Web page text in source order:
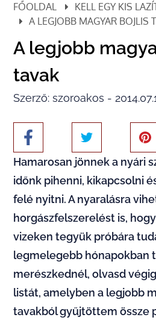
FŐOLDAL
KELL EGY KIS
A LEGJOBB MAGYAR BOJLIS
A legjobb
tavak
Szerző: szoroakos -
Hamarosan jönnek a nyári
időnk pihenni, kikapcsolni
felé nyitni. A nyaralásra
horgászfelszerelést is,
vizeken tegyük próbára
legmelegebb hónapokban
merészkednél, olvasd
listát, amelyben a legjobb
tavakból gyűjtöttem össze